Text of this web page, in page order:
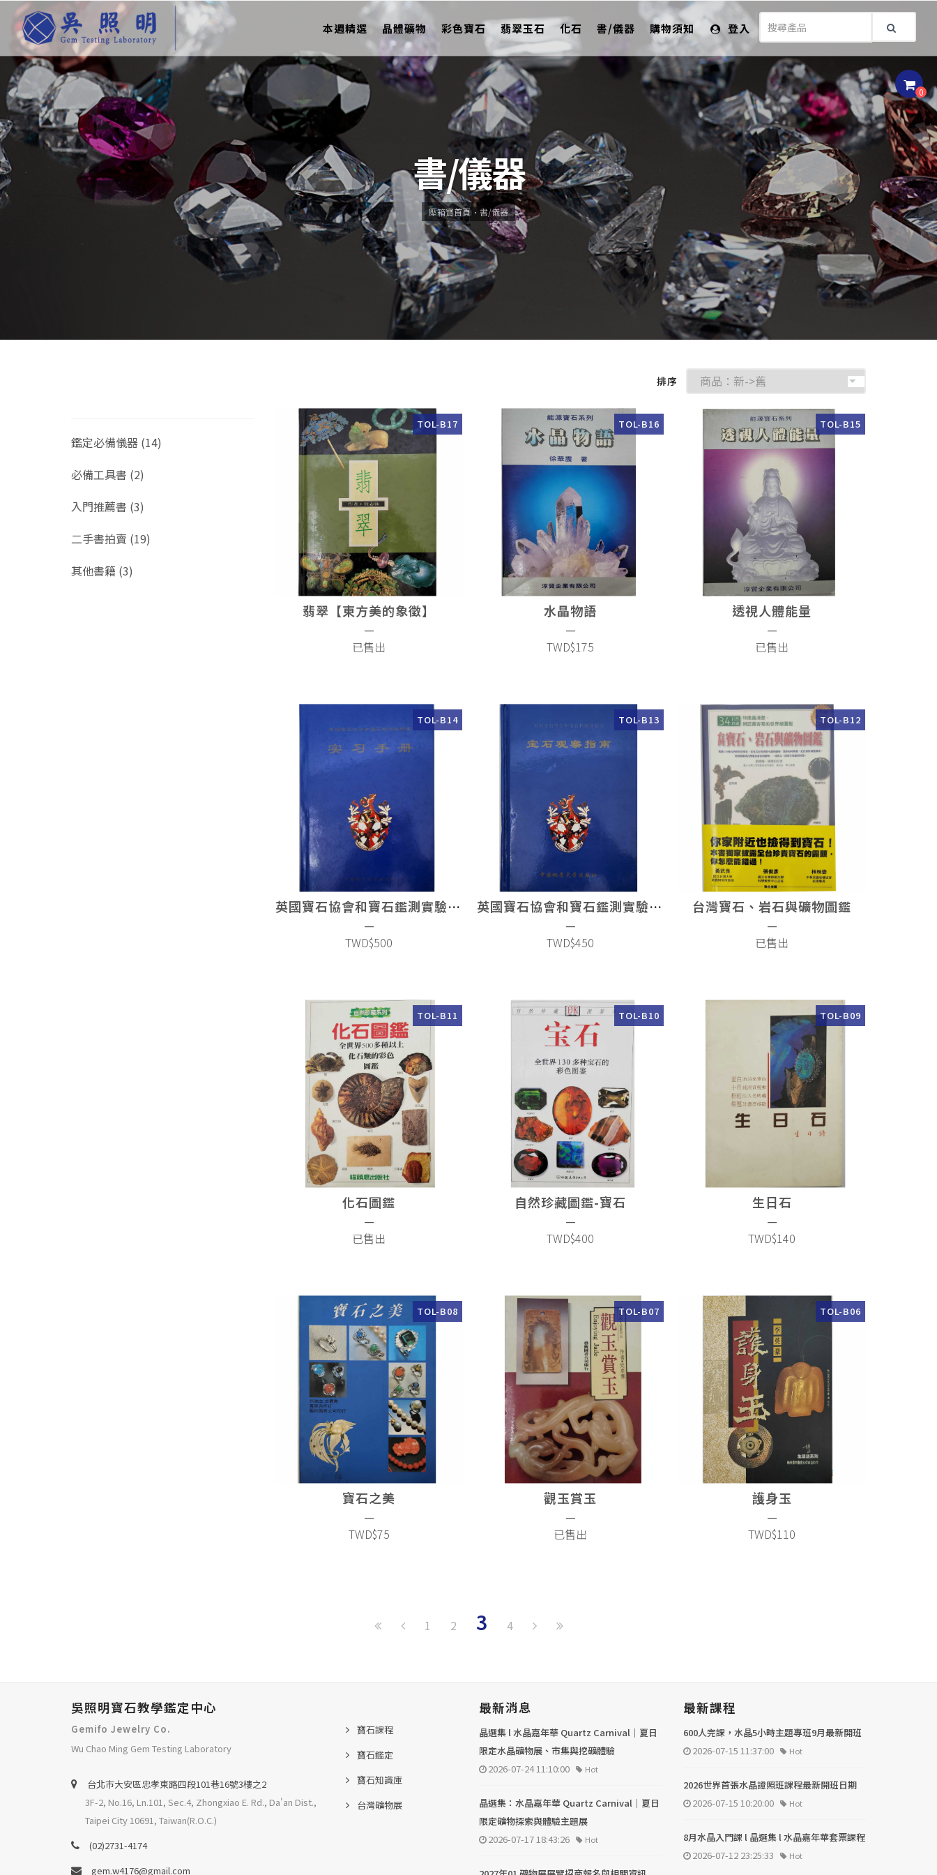
本週精選 晶體礦物 彩色寶石 翡翠玉石 化石 書/儀器 購物須知 登入
0
書/儀器
壓箱寶首頁 書/儀器
排序
鑑定必備儀器 (14)
必備工具書 (2)
入門推薦書 (3)
二手書拍賣 (19)
其他書籍 (3)
翡翠【東方美的象徵】
TOL-B17
—
已售出
水晶物語
TOL-B16
—
TWD$175
透視人體能量
TOL-B15
—
已售出
英國寶石協會和寶石鑑測實驗室 實習手冊
TOL-B14
—
TWD$500
英國寶石協會和寶石鑑測實驗室 寶石觀察指南
TOL-B13
—
TWD$450
台灣寶石、岩石與礦物圖鑑
TOL-B12
—
已售出
化石圖鑑
TOL-B11
—
已售出
自然珍藏圖鑑-寶石
TOL-B10
—
TWD$400
生日石
TOL-B09
—
TWD$140
寶石之美
TOL-B08
—
TWD$75
觀玉賞玉
TOL-B07
—
已售出
護身玉
TOL-B06
—
TWD$110
1 2 3 4
吳照明寶石教學鑑定中心
Gemifo Jewelry Co.
Wu Chao Ming Gem Testing Laboratory
台北巿大安區忠孝東路四段101巷16號3樓之2
3F-2, No.16, Ln.101, Sec.4, Zhongxiao E. Rd., Da'an Dist.,
Taipei City 10691, Taiwan(R.O.C.)
(02)2731-4174
gem.w4176@gmail.com
寶石課程
寶石鑑定
寶石知識庫
台灣礦物展
最新消息
晶選集 l 水晶嘉年華 Quartz Carnival｜夏日
限定水晶礦物展、市集與挖礦體驗
2026-07-24 11:10:00
Hot
晶選集：水晶嘉年華 Quartz Carnival｜夏日
限定礦物探索與體驗主題展
2026-07-17 18:43:26
Hot
最新課程
600人完課，水晶5小時主題專班9月最新開班
2026-07-15 11:37:00
Hot
2026世界首張水晶證照班課程最新開班日期
2026-07-15 10:20:00
Hot
8月水晶入門課 l 晶選集 l 水晶嘉年華套票課程
2026-07-12 23:25:33
Hot